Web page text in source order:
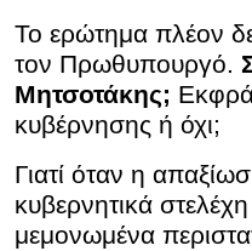
Το ερώτημα πλέον
τον Πρωθυπουργό.
Μητσοτάκης;
κυβέρνησης ή όχι;
Γιατί όταν η
κυβερνητικά
μεμονωμένα